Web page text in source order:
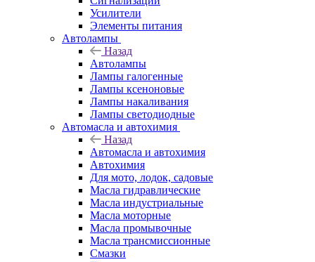
Усилители
Элементы питания
Автолампы
Назад
Автолампы
Лампы галогенные
Лампы ксеноновые
Лампы накаливания
Лампы светодиодные
Автомасла и автохимия
Назад
Автомасла и автохимия
Автохимия
Для мото, лодок, садовые
Масла гидравлические
Масла индустриальные
Масла моторные
Масла промывочные
Масла трансмиссионные
Смазки